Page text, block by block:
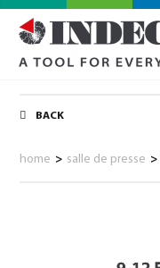
BACK
home > salle de presse >